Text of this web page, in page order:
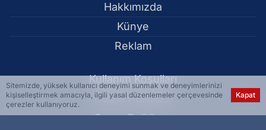
Hakkımızda
Künye
Reklam
Kullanım Koşulları
Gizlilik Politikası
Çerez Politikası
Sitemizde, yüksek kullanıcı deneyimi sunmak ve deneyimlerinizi
kişiselleştirmek amacıyla, ilgili yasal düzenlemeler çerçevesinde
çerezler kullanıyoruz.
Kapat